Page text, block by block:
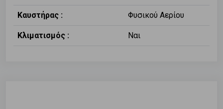
Καυστήρας : Φυσικού Αερίου
Κλιματισμός : Ναι